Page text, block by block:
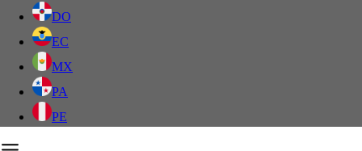
DO
EC
MX
PA
PE